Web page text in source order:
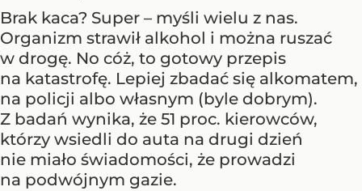
Brak kaca? Super – myśli wielu z nas.
Organizm strawił alkohol i można ruszać
w drogę. No cóż, to gotowy przepis
na katastrofę. Lepiej zbadać się alkomatem,
na policji albo własnym (byle dobrym).
Z badań wynika, że 51 proc. kierowców,
którzy wsiedli do auta na drugi dzień
nie miało świadomości, że prowadzi
na podwójnym gazie.